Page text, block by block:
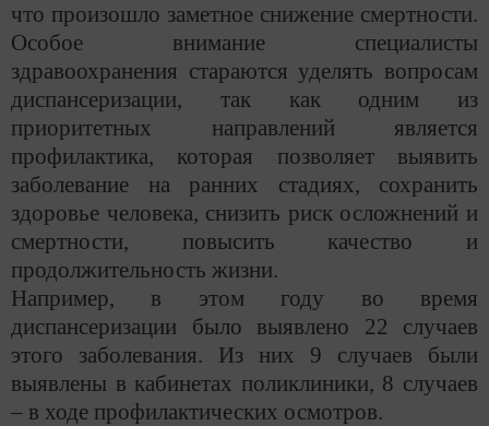
что произошло заметное снижение смертности.
Особое внимание специалисты
здравоохранения стараются уделять вопросам
диспансеризации, так как одним из
приоритетных направлений является
профилактика, которая позволяет выявить
заболевание на ранних стадиях, сохранить
здоровье человека, снизить риск осложнений и
смертности, повысить качество и
продолжительность жизни.
Например, в этом году во время
диспансеризации было выявлено 22 случаев
этого заболевания. Из них 9 случаев были
выявлены в кабинетах поликлиники, 8 случаев
– в ходе профилактических осмотров.